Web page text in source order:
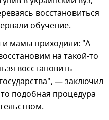
восстановиться
обучение.
мамы приходили: "А
на такой-то
восстановить
— заключил
подобная процедура